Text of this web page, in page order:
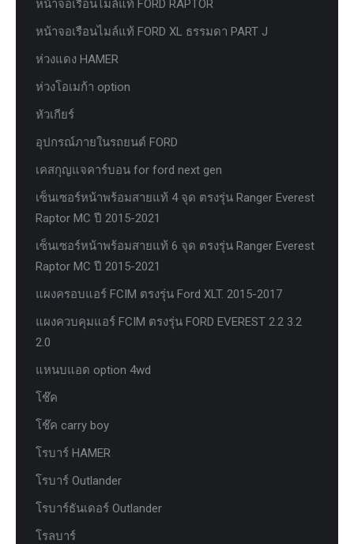
หน้าจอเรือนไมล์แท้ FORD RAPTOR
หน้าจอเรือนไมล์แท้ FORD XL ธรรมดา PART J
ห่วงแดง HAMER
ห่วงโอเมก้า option
หัวเกียร์
อุปกรณ์ภายในรถยนต์ FORD
เคสกุญแจคาร์บอน for ford next gen
เซ็นเซอร์หน้าพร้อมสายแท้ 4 จุด ตรงรุ่น Ranger Everest
Raptor MC ปี 2015-2021
เซ็นเซอร์หน้าพร้อมสายแท้ 6 จุด ตรงรุ่น Ranger Everest
Raptor MC ปี 2015-2021
แผงครอบแอร์ FCIM ตรงรุ่น Ford XLT. 2015-2017
แผงควบคุมแอร์ FCIM ตรงรุ่น FORD EVEREST 2.2 3.2
2.0
แหนบแอด option 4wd
โช๊ค
โช๊ค carry boy
โรบาร์ HAMER
โรบาร์ Outlander
โรบาร์ธันเดอร์ Outlander
โรลบาร์